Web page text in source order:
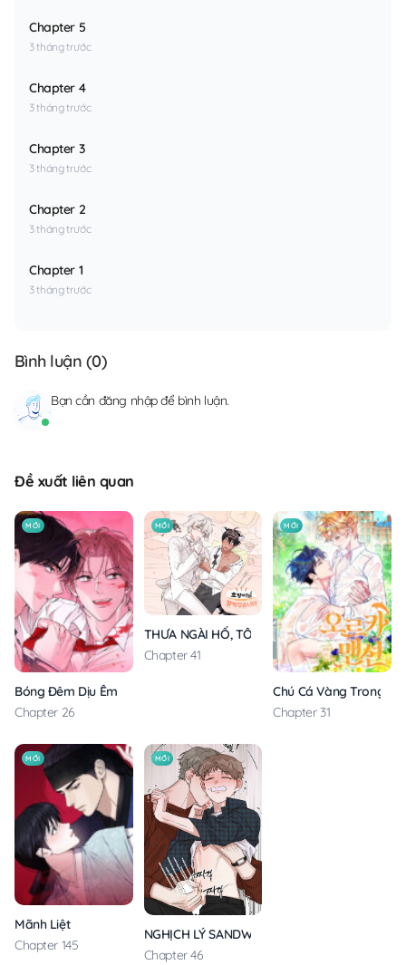
Chapter 5
3 tháng trước
Chapter 4
3 tháng trước
Chapter 3
3 tháng trước
Chapter 2
3 tháng trước
Chapter 1
3 tháng trước
Bình luận (0)
Bạn cần đăng nhậpđể bình luận.
Đề xuất liên quan
MỚI
Bóng Đêm Dịu Êm
Chapter 26
MỚI
THƯA NGÀI HỔ, TÔI ĐÃ ĂN RẤT NGON MIỆNG
Chapter 41
MỚI
Chú Cá Vàng Trong
Chapter 31
MỚI
Mãnh Liệt
Chapter 145
MỚI
NGHỊCH LÝ SANDWICH
Chapter 46